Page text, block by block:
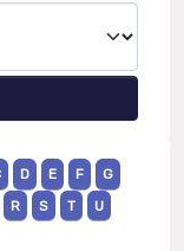
D E F
G
R S T
U